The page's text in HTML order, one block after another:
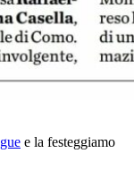
e la festeggiamo